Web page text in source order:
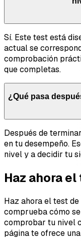
Sí. Este test está
actual se
comprobación
que completas.
¿Qué pasa
Después de
en tu desempeño.
nivel y a decidir tu
Haz ahora
Haz ahora el test
comprueba cómo
comprobar tu nivel
página te ofrece